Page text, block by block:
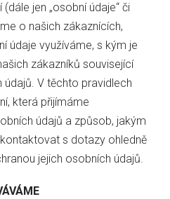
jen „osobní údaje“ či
o našich zákaznících,
údaje využíváme, s kým je
zákazníků související
V těchto pravidlech
která přijímáme
údajů a způsob, jakým
s dotazy ohledně
jejich osobních údajů.